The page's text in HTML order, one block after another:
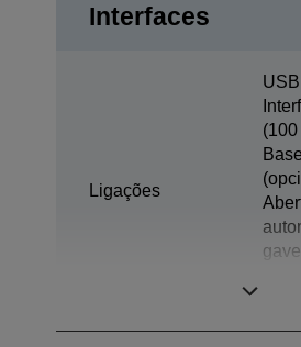
Interfaces
Ligações